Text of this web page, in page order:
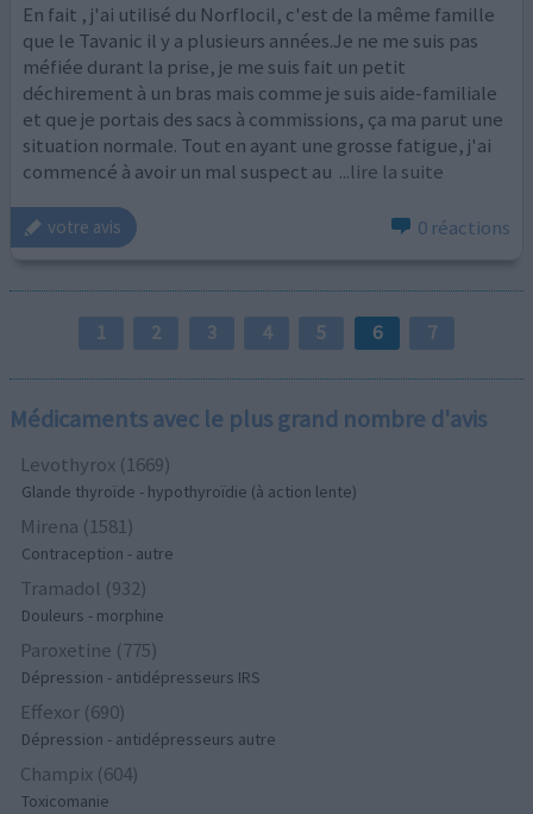
En fait , j'ai utilisé du Norflocil, c'est de la même famille
que le Tavanic il y a plusieurs années.Je ne me suis pas
méfiée durant la prise, je me suis fait un petit
déchirement à un bras mais comme je suis aide-familiale
et que je portais des sacs à commissions, ça ma parut une
situation normale. Tout en ayant une grosse fatigue, j'ai
commencé à avoir un mal suspect au ...lire la suite
votre avis 0 réactions
1 2 3 4 5 6 7
Médicaments avec le plus grand nombre d'avis
Levothyrox (1669)
Glande thyroïde - hypothyroïdie (à action lente)
Mirena (1581)
Contraception - autre
Tramadol (932)
Douleurs - morphine
Paroxetine (775)
Dépression - antidépresseurs IRS
Effexor (690)
Dépression - antidépresseurs autre
Champix (604)
Toxicomanie